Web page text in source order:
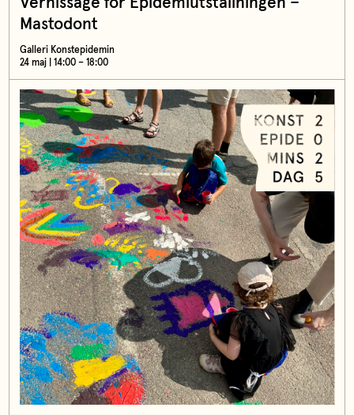
Mastodont
Galleri Konstepidemin
24 maj | 14:00 – 18:00